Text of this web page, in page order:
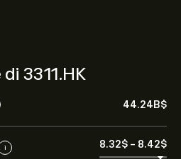
3311.HK
44.24B‎$‎
i 8.32‎$‎ - 8.42‎$‎